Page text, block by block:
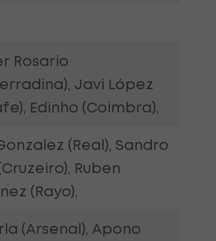
Rosario
Javi López
Edinho (Coimbra),
(Real), Sandro
Ruben
(Rayo),
(Arsenal), Apono